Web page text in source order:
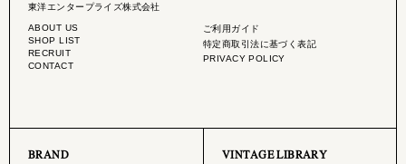
東洋エンタープライズ株式会社
ABOUT US
SHOP LIST
RECRUIT
CONTACT
ご利用ガイド
特定商取引法に基づく表記
PRIVACY POLICY
BRAND VINTAGE LIBRARY